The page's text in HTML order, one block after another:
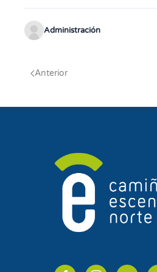
Administración
Anterior